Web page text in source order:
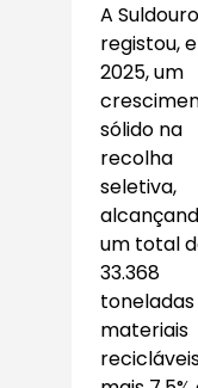
A Suldouro
registou,
2025, um
sólido na
recolha
seletiva,
um total
33.368
materiais